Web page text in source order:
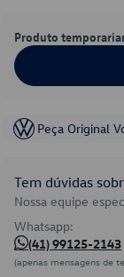
Produto
Peça Original
Tem dúvidas
Nossa equipe
Whatsapp:
(41) 99125-2143
(apenas mensagens de